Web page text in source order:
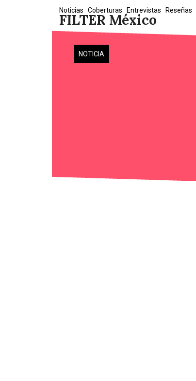
FILTER México
Noticias Coberturas Entrevistas Reseñas
NOTICIA